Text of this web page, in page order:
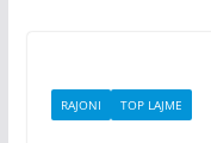
RAJONI TOP LAJME